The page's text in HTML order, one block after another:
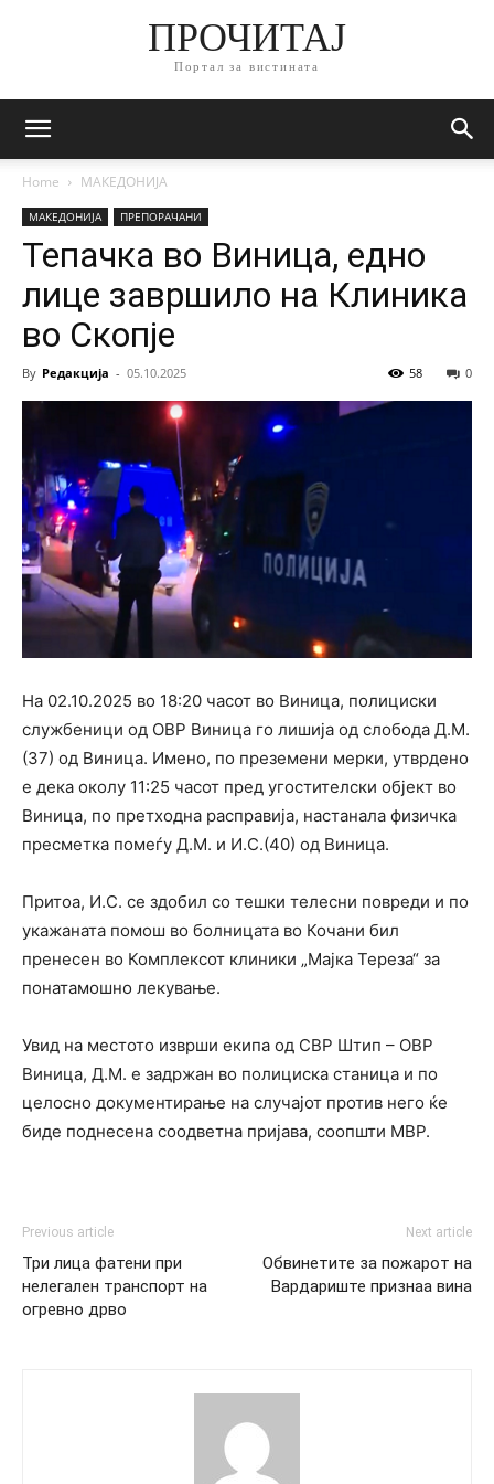
ПРОЧИТАЈ
Портал за вистината
Home МАКЕДОНИЈА
МАКЕДОНИЈА ПРЕПОРАЧАНИ
Тепачка во Виница, едно
лице завршило на Клиника
во Скопје
By Редакција - 05.10.2025 0
58
На 02.10.2025 во 18:20 часот во Виница, полициски
службеници од ОВР Виница го лишија од слобода Д.М.
(37) од Виница. Имено, по преземени мерки, утврдено
е дека околу 11:25 часот пред угостителски објект во
Виница, по претходна расправија, настанала физичка
пресметка помеѓу Д.М. и И.С.(40) од Виница.
Притоа, И.С. се здобил со тешки телесни повреди и по
укажаната помош во болницата во Кочани бил
пренесен во Комплексот клиники „Мајка Тереза“ за
понатамошно лекување.
Увид на местото изврши екипа од СВР Штип – ОВР
Виница, Д.М. е задржан во полициска станица и по
целосно документирање на случајот против него ќе
биде поднесена соодветна пријава, соопшти МВР.
Previous article
Три лица фатени при
нелегален транспорт на
огревно дрво
Next article
Обвинетите за пожарот на
Вардариште признаа вина